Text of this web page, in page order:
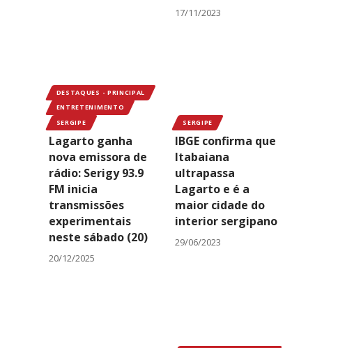
17/11/2023
DESTAQUES - PRINCIPAL
ENTRETENIMENTO
SERGIPE
Lagarto ganha
nova emissora de
rádio: Serigy 93.9
FM inicia
transmissões
experimentais
neste sábado (20)
20/12/2025
SERGIPE
IBGE confirma que
Itabaiana
ultrapassa
Lagarto e é a
maior cidade do
interior sergipano
29/06/2023